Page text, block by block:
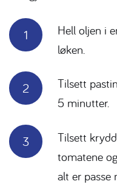
Hell oljen i
løken.
Tilsett
5 minutter.
Tilsett
tomatene
alt er passe